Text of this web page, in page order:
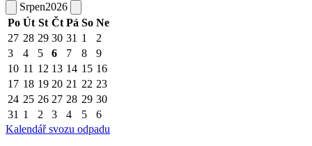
Srpen2026
Po Út St Čt Pá So Ne
27 28 29 30 31 1
2
3
4 5 6 7 8
9
10 11 12 13 14 15 16
17 18 19 20 21 22 23
24 25 26 27 28 29 30
31 1 2 3 4 5
6
Kalendář svozu odpadu